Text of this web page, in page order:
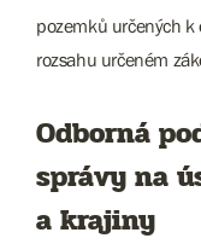
pozemků určených
rozsahu určeném
Odborná
správy na
a krajiny